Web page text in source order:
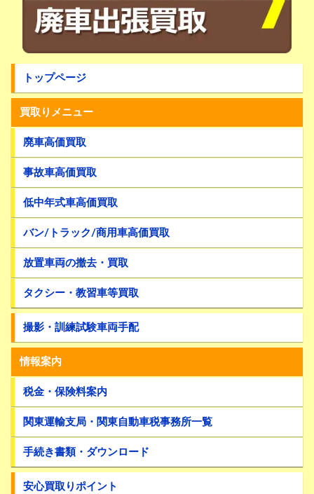
トップページ
買取りメニュー
廃車高価買取
事故車高価買取
低中年式車高価買取
バン/トラック/商用車高価買取
放置車両の撤去・買取
タクシー・教習車等買取
撮影・訓練試験車両手配
情報案内
税金・保険料案内
関東運輸支局・関東自動車税事務所一覧
手続き書類・ダウンロード
安心買取りポイント